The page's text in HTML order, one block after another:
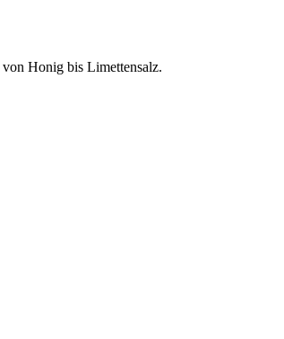
Honig bis Limettensalz.